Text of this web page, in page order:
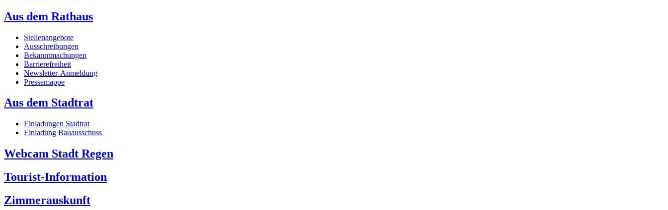
Aus dem Rathaus
Stellenangebote
Ausschreibungen
Bekanntmachungen
Barrierefreiheit
Newsletter-Anmeldung
Pressemappe
Aus dem Stadtrat
Einladungen Stadtrat
Einladung Bauausschuss
Webcam Stadt Regen
Tourist-Information
Zimmerauskunft